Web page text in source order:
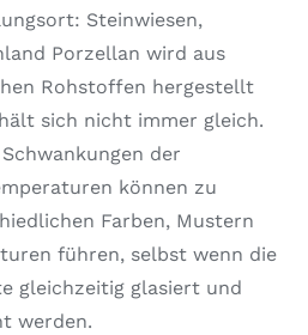
Steinwiesen,
Porzellan wird aus
Rohstoffen hergestellt
sich nicht immer gleich.
der
können zu
Farben, Mustern
führen, selbst wenn die
gleichzeitig glasiert und
werden.